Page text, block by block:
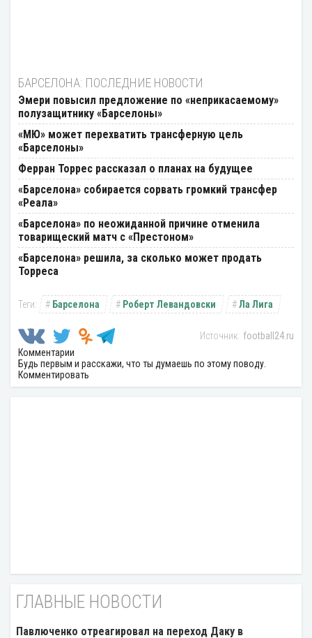
БАРСЕЛОНА: ПОСЛЕДНИЕ НОВОСТИ
Эмери повысил предложение по «неприкасаемому»
полузащитнику «Барселоны»
«МЮ» может перехватить трансферную цель
«Барселоны»
Ферран Торрес рассказал о планах на будущее
«Барселона» собирается сорвать громкий трансфер
«Реала»
«Барселона» по неожиданной причине отменила
товарищеский матч с «Престоном»
«Барселона» решила, за сколько может продать
Торреса
Барселона Роберт Левандовски Ла Лига
football24.ru
Комментарии
Будь первым и расскажи, что ты думаешь по этому поводу.
Комментировать
ГЛАВНЫЕ НОВОСТИ
Павлюченко отреагировал на переход Даку в